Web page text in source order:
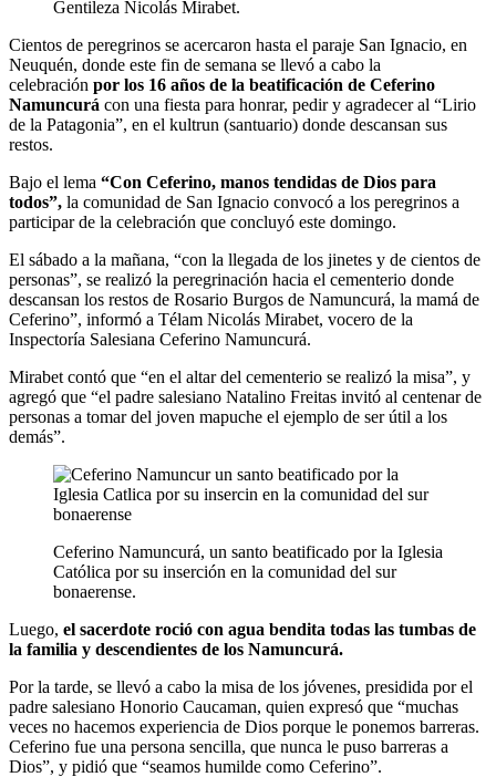
Gentileza Nicolás Mirabet.
Cientos de peregrinos se acercaron hasta el paraje San Ignacio, en
Neuquén, donde este fin de semana se llevó a cabo la
celebración por los 16 años de la beatificación de Ceferino
Namuncurá con una fiesta para honrar, pedir y agradecer al “Lirio
de la Patagonia”, en el kultrun (santuario) donde descansan sus
restos.
Bajo el lema “Con Ceferino, manos tendidas de Dios para
todos”, la comunidad de San Ignacio convocó a los peregrinos a
participar de la celebración que concluyó este domingo.
El sábado a la mañana, “con la llegada de los jinetes y de cientos de
personas”, se realizó la peregrinación hacia el cementerio donde
descansan los restos de Rosario Burgos de Namuncurá, la mamá de
Ceferino”, informó a Télam Nicolás Mirabet, vocero de la
Inspectoría Salesiana Ceferino Namuncurá.
Mirabet contó que “en el altar del cementerio se realizó la misa”, y
agregó que “el padre salesiano Natalino Freitas invitó al centenar de
personas a tomar del joven mapuche el ejemplo de ser útil a los
demás”.
Ceferino Namuncurá, un santo beatificado por la Iglesia
Católica por su inserción en la comunidad del sur
bonaerense.
Luego, el sacerdote roció con agua bendita todas las tumbas de
la familia y descendientes de los Namuncurá.
Por la tarde, se llevó a cabo la misa de los jóvenes, presidida por el
padre salesiano Honorio Caucaman, quien expresó que “muchas
veces no hacemos experiencia de Dios porque le ponemos barreras.
Ceferino fue una persona sencilla, que nunca le puso barreras a
Dios”, y pidió que “seamos humilde como Ceferino”.